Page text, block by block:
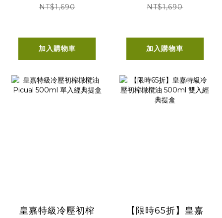
NT$1,690
加入購物車
500ml
NT$1,690
加入購物車
皇嘉特級冷壓初榨
【限時65折】皇嘉